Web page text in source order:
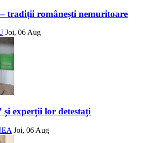
tradiții românești nemuritoare
Joi, 06 Aug
și experții lor detestați
Joi, 06 Aug